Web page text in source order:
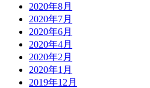
2020年8月
2020年7月
2020年6月
2020年4月
2020年2月
2020年1月
2019年12月